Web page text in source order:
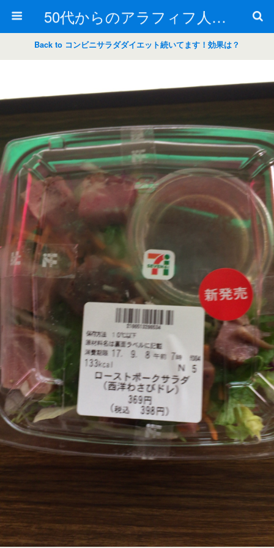
50代からのアラフィフ人生の楽しみ方
Back to コンビニサラダダイエット続いてます！効果は？